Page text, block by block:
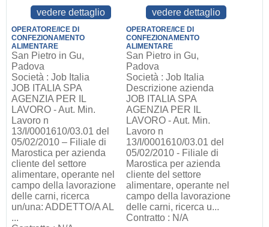
vedere dettaglio
vedere dettaglio
OPERATORE/ICE DI
CONFEZIONAMENTO
ALIMENTARE
San Pietro in Gu,
Padova
Società : Job Italia
JOB ITALIA SPA
AGENZIA PER IL
LAVORO - Aut. Min.
Lavoro n
13/I/0001610/03.01 del
05/02/2010 – Filiale di
Marostica per azienda
cliente del settore
alimentare, operante nel
campo della lavorazione
delle carni, ricerca
un/una: ADDETTO/A AL
...
OPERATORE/ICE DI
CONFEZIONAMENTO
ALIMENTARE
San Pietro in Gu,
Padova
Società : Job Italia
Descrizione azienda
JOB ITALIA SPA
AGENZIA PER IL
LAVORO - Aut. Min.
Lavoro n
13/I/0001610/03.01 del
05/02/2010 - Filiale di
Marostica per azienda
cliente del settore
alimentare, operante nel
campo della lavorazione
delle carni, ricerca u...
Contratto : N/A